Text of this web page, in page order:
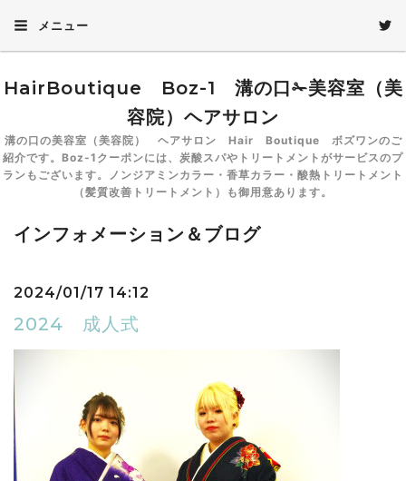
メニュー
HairBoutique Boz-1 溝の口✁美容室（美
容院）ヘアサロン
溝の口の美容室（美容院） ヘアサロン Hair Boutique ボズワンのご
紹介です。Boz-1クーポンには、炭酸スパやトリートメントがサービスのプ
ランもございます。ノンジアミンカラー・香草カラー・酸熱トリートメント
（髪質改善トリートメント）も御用意あります。
インフォメーション＆ブログ
2024/01/17 14:12
2024 成人式